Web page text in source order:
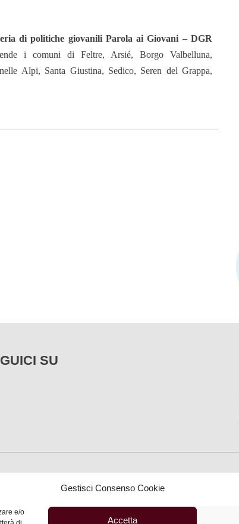
Gestisci Consenso Cookie
e/o
Accetta
di politiche giovanili Parola ai Giovani – DGR
i comuni di Feltre, Arsié, Borgo Valbelluna,
Alpi, Santa Giustina, Sedico, Seren del Grappa,
SU
SERVIZI